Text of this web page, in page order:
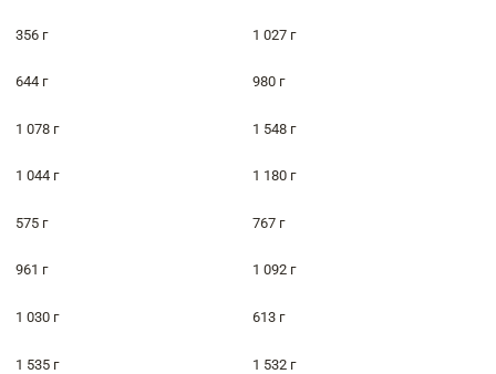
356 г 1 027 г
644 г 980 г
1 078 г 1 548 г
1 044 г 1 180 г
575 г 767 г
961 г 1 092 г
1 030 г 613 г
1 535 г 1 532 г